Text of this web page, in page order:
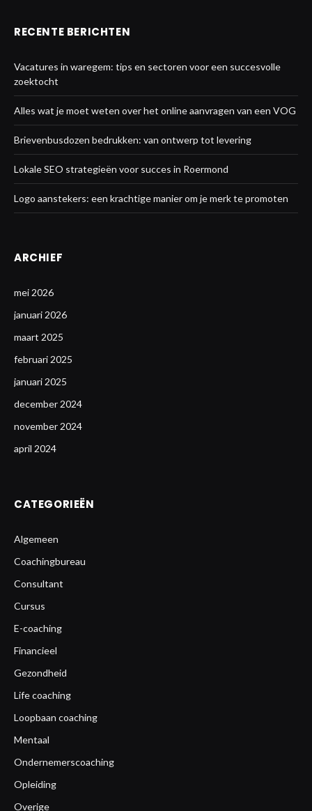
RECENTE BERICHTEN
Vacatures in waregem: tips en sectoren voor een succesvolle
zoektocht
Alles wat je moet weten over het online aanvragen van een VOG
Brievenbusdozen bedrukken: van ontwerp tot levering
Lokale SEO strategieën voor succes in Roermond
Logo aanstekers: een krachtige manier om je merk te promoten
ARCHIEF
mei 2026
januari 2026
maart 2025
februari 2025
januari 2025
december 2024
november 2024
april 2024
CATEGORIEËN
Algemeen
Coachingbureau
Consultant
Cursus
E-coaching
Financieel
Gezondheid
Life coaching
Loopbaan coaching
Mentaal
Ondernemerscoaching
Opleiding
Overige